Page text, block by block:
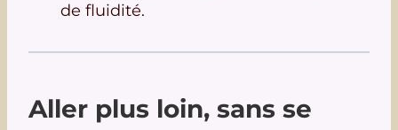
de fluidité.
Aller plus loin, sans se